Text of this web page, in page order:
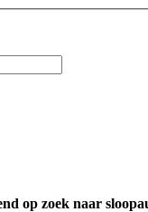
op zoek naar